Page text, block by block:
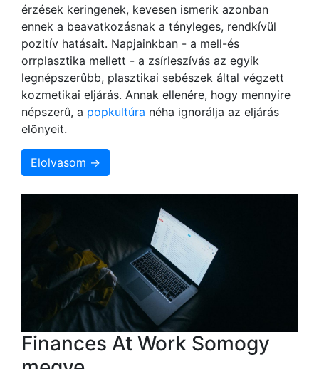
érzések keringenek, kevesen ismerik azonban
ennek a beavatkozásnak a tényleges, rendkívül
pozitív hatásait. Napjainkban - a mell-és
orrplasztika mellett - a zsírleszívás az egyik
legnépszerûbb, plasztikai sebészek által végzett
kozmetikai eljárás. Annak ellenére, hogy mennyire
népszerû, a popkultúra néha ignorálja az eljárás
elõnyeit.
Elolvasom →
Finances At Work Somogy